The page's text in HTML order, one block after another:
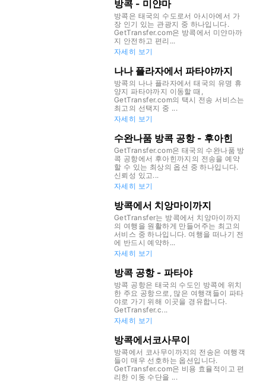
방콕 - 미얀마
방콕은 태국의 수도로서 아시아에서 가
장 인기 있는 관광지 중 하나입니다.
GetTransfer.com은 방콕에서 미얀마까
지 안전하고 편리...
자세히 보기
나나 플라자에서 파타야까지
방콕의 나나 플라자에서 태국의 유명 휴
양지 파타야까지 이동할 때,
GetTransfer.com의 택시 전송 서비스는
최고의 선택지 중 ...
자세히 보기
수완나품 방콕 공항 - 후아힌
GetTransfer.com은 태국의 수완나품 방
콕 공항에서 후아힌까지의 전송을 예약
할 수 있는 최상의 옵션 중 하나입니다.
신뢰성 있고...
자세히 보기
방콕에서 치앙마이까지
GetTransfer는 방콕에서 치앙마이까지
의 여행을 원활하게 만들어주는 최고의
서비스 중 하나입니다. 여행을 떠나기 전
에 반드시 예약하...
자세히 보기
방콕 공항 - 파타야
방콕 공항은 태국의 수도인 방콕에 위치
한 주요 공항으로, 많은 여행객들이 파타
야로 가기 위해 이곳을 경유합니다.
GetTransfer.c...
자세히 보기
방콕에서코사무이
방콕에서 코사무이까지의 전송은 여행객
들이 매우 선호하는 옵션입니다.
GetTransfer.com은 비용 효율적이고 편
리한 이동 수단을 ...